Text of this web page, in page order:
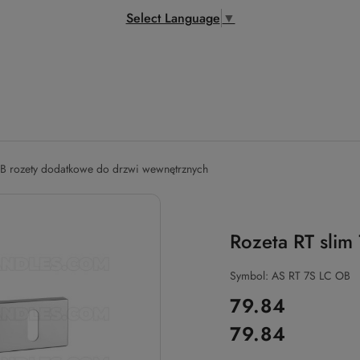
Select Language ▼
rozety dodatkowe do drzwi wewnętrznych
Rozeta RT
Symbol: AS RT 7S LC OB
cena:
79.84
Cena:
79.84